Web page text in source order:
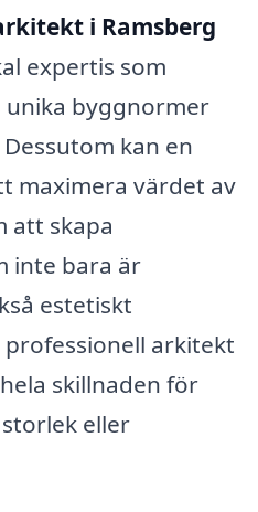
i Ramsberg
expertis som
byggnormer
kan en
maximera värdet av
att skapa
inte bara är
estetiskt
arkitekt
skillnaden för
eller